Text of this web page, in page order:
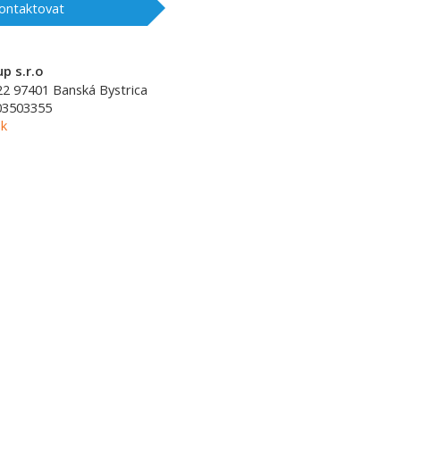
s.r.o
97401 Banská Bystrica